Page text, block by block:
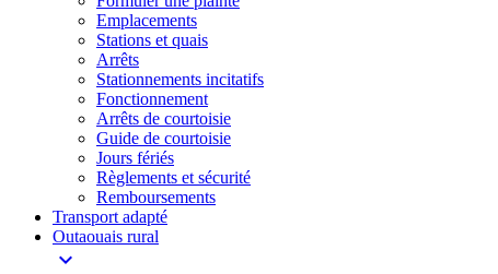
Emplacements
Stations et quais
Arrêts
Stationnements incitatifs​
Fonctionnement
Arrêts de courtoisie​
Guide de courtoisie
Jours fériés
Règlements et sécurité
Remboursements
Transport adapté
Outaouais rural
expand_more